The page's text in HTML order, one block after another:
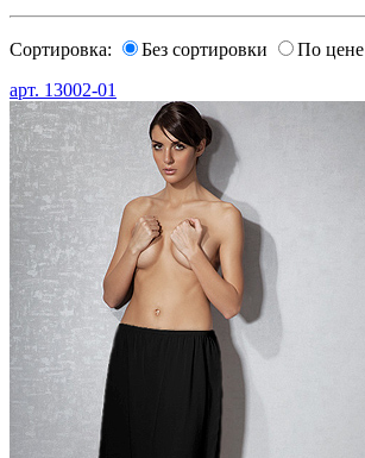
Сортировка: Без сортировки По цене
арт. 13002-01